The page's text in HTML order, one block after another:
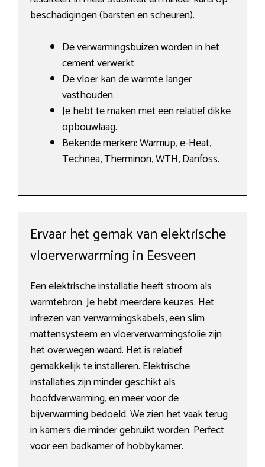
beschadigingen (barsten en scheuren).
De verwarmingsbuizen worden in het
cement verwerkt.
De vloer kan de warmte langer
vasthouden.
Je hebt te maken met een relatief dikke
opbouwlaag.
Bekende merken: Warmup, e-Heat,
Technea, Therminon, WTH, Danfoss.
Ervaar het gemak van elektrische
vloerverwarming in Eesveen
Een elektrische installatie heeft stroom als
warmtebron. Je hebt meerdere keuzes. Het
infrezen van verwarmingskabels, een slim
mattensysteem en vloerverwarmingsfolie zijn
het overwegen waard. Het is relatief
gemakkelijk te installeren. Elektrische
installaties zijn minder geschikt als
hoofdverwarming, en meer voor de
bijverwarming bedoeld. We zien het vaak terug
in kamers die minder gebruikt worden. Perfect
voor een badkamer of hobbykamer.